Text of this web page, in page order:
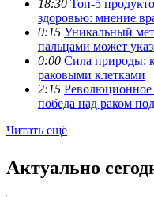
18:30 Топ-5
здоровью: мнение
0:15 Уникальный
пальцами может
0:00 Сила природы:
раковыми клетками
2:15 Революционное
победа над раком
Читать ещё
Актуально